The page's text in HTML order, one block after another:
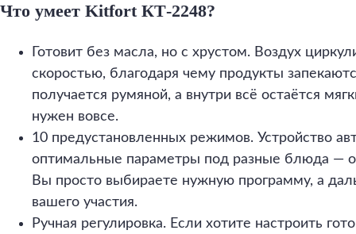
Что умеет Kitfort КТ-2248?
Готовит без масла, но с хрустом. Воздух
скоростью, благодаря чему продукты
получается румяной, а внутри всё остаётся
нужен вовсе.
10 предустановленных режимов. Устройство
оптимальные параметры под разные блюда —
Вы просто выбираете нужную программу, а
вашего участия.
Ручная регулировка. Если хотите настроить